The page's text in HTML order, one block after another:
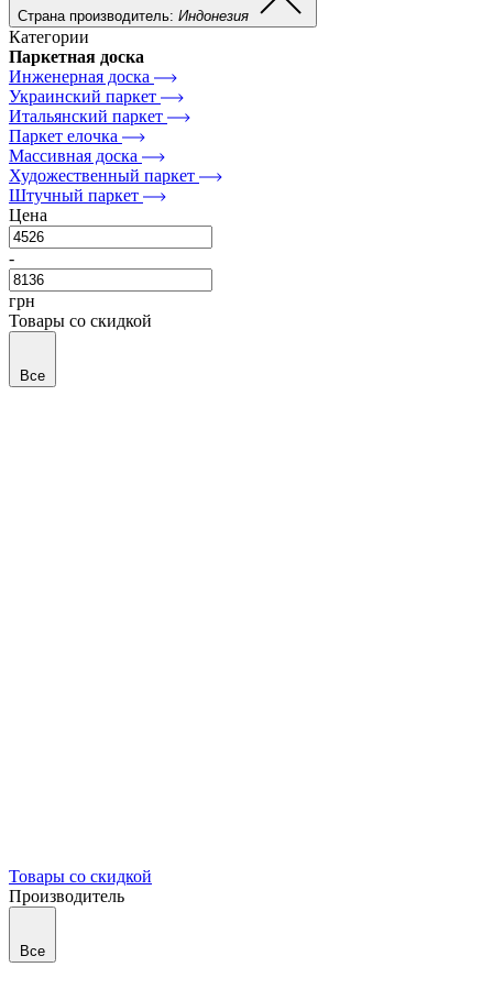
Страна производитель: Индонезия
Категории
Паркетная доска
Инженерная доска
Украинский паркет
Итальянский паркет
Паркет елочка
Массивная доска
Художественный паркет
Штучный паркет
Цена
-
грн
Товары со скидкой
Все
Товары со скидкой
Производитель
Все